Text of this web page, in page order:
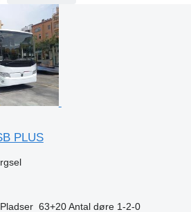
PLUS
Pladser 63+20 Antal døre 1-2-0